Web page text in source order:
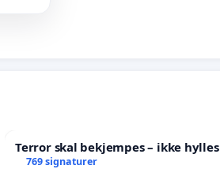
Terror skal bekjempes – ikke hylles
769 signaturer